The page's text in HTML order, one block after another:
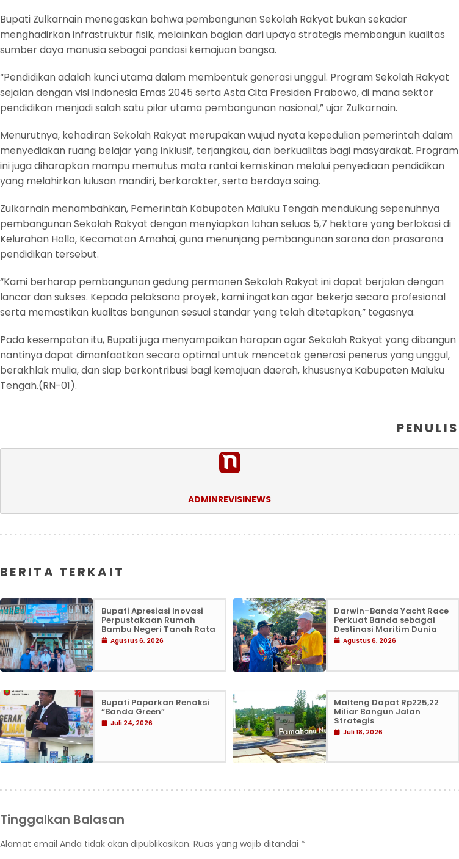
Bupati Zulkarnain menegaskan bahwa pembangunan Sekolah Rakyat bukan sekadar
menghadirkan infrastruktur fisik, melainkan bagian dari upaya strategis membangun kualitas
sumber daya manusia sebagai pondasi kemajuan bangsa.
“Pendidikan adalah kunci utama dalam membentuk generasi unggul. Program Sekolah Rakyat
sejalan dengan visi Indonesia Emas 2045 serta Asta Cita Presiden Prabowo, di mana sektor
pendidikan menjadi salah satu pilar utama pembangunan nasional,” ujar Zulkarnain.
Menurutnya, kehadiran Sekolah Rakyat merupakan wujud nyata kepedulian pemerintah dalam
menyediakan ruang belajar yang inklusif, terjangkau, dan berkualitas bagi masyarakat. Program
ini juga diharapkan mampu memutus mata rantai kemiskinan melalui penyediaan pendidikan
yang melahirkan lulusan mandiri, berkarakter, serta berdaya saing.
Zulkarnain menambahkan, Pemerintah Kabupaten Maluku Tengah mendukung sepenuhnya
pembangunan Sekolah Rakyat dengan menyiapkan lahan seluas 5,7 hektare yang berlokasi di
Kelurahan Hollo, Kecamatan Amahai, guna menunjang pembangunan sarana dan prasarana
pendidikan tersebut.
“Kami berharap pembangunan gedung permanen Sekolah Rakyat ini dapat berjalan dengan
lancar dan sukses. Kepada pelaksana proyek, kami ingatkan agar bekerja secara profesional
serta memastikan kualitas bangunan sesuai standar yang telah ditetapkan,” tegasnya.
Pada kesempatan itu, Bupati juga menyampaikan harapan agar Sekolah Rakyat yang dibangun
nantinya dapat dimanfaatkan secara optimal untuk mencetak generasi penerus yang unggul,
berakhlak mulia, dan siap berkontribusi bagi kemajuan daerah, khususnya Kabupaten Maluku
Tengah.(RN-01).
PENULIS
ADMINREVISINEWS
BERITA TERKAIT
Bupati Apresiasi Inovasi
Perpustakaan Rumah
Bambu Negeri Tanah Rata
Agustus 6, 2026
Darwin–Banda Yacht Race
Perkuat Banda sebagai
Destinasi Maritim Dunia
Agustus 6, 2026
Bupati Paparkan Renaksi
“Banda Green”
Juli 24, 2026
Malteng Dapat Rp225,22
Miliar Bangun Jalan
Strategis
Juli 18, 2026
Tinggalkan Balasan
Alamat email Anda tidak akan dipublikasikan. Ruas yang wajib ditandai *